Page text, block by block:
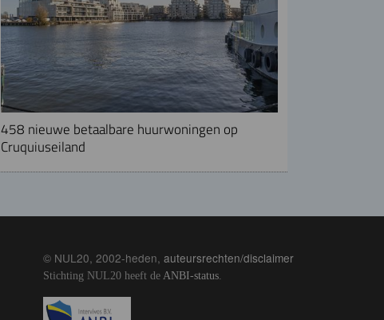
458 nieuwe betaalbare huurwoningen op
Cruquiuseiland
© NUL20, 2002-heden, auteursrechten/disclaimer
Stichting NUL20 heeft de ANBI-status.
Image